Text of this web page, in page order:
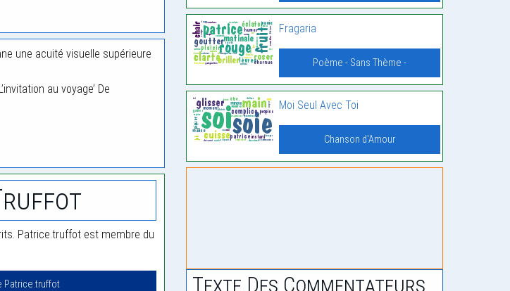
une acuité visuelle supérieure
au voyage’ De
Patrice.truffot est membre du
Patrice.truffot
Fragaria
Poème - Sans Thème -
Moi Seul Avec Toi
Chanson d'Amour
Texte Des Commentateurs